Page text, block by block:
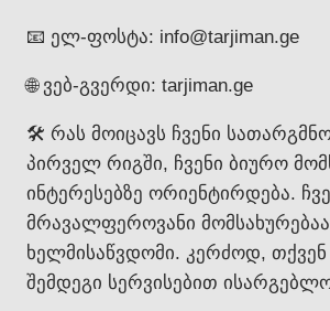
📧 ელ-ფოსტა: info@tarjiman.ge
🌐 ვებ-გვერდი: tarjiman.ge
🛠️ რას მოიცავს ჩვენი
პირველ რიგში, ჩვენი ბიურო
ინტერესებზე ორიენტირდება.
მრავალფეროვანი მომსახურებაა
ხელმისაწვდომი. კერძოდ,
შემდეგი სერვისებით